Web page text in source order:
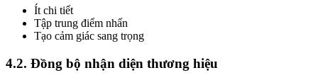
Ít chi tiết
Tập trung điểm nhấn
Tạo cảm giác sang trọng
4.2. Đồng bộ nhận diện thương hiệu